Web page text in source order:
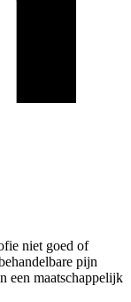
niet goed of
pijn
een maatschappelijk